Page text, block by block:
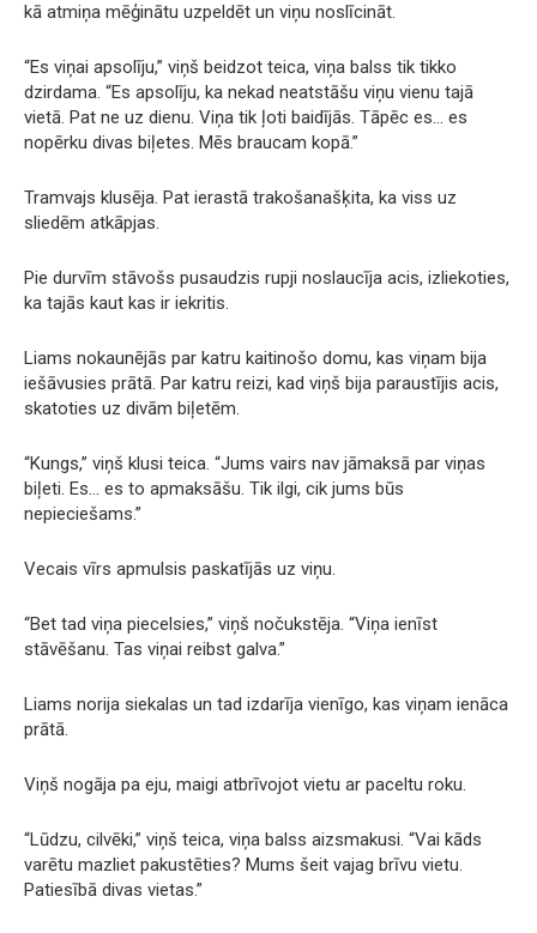
kā atmiņa mēģinātu uzpeldēt un viņu noslīcināt.
“Es viņai apsolīju,” viņš beidzot teica, viņa balss tik tikko
dzirdama. “Es apsolīju, ka nekad neatstāšu viņu vienu tajā
vietā. Pat ne uz dienu. Viņa tik ļoti baidījās. Tāpēc es… es
nopērku divas biļetes. Mēs braucam kopā.”
Tramvajs klusēja. Pat ierastā trakošanašķita, ka viss uz
sliedēm atkāpjas.
Pie durvīm stāvošs pusaudzis rupji noslaucīja acis, izliekoties,
ka tajās kaut kas ir iekritis.
Liams nokaunējās par katru kaitinošo domu, kas viņam bija
iešāvusies prātā. Par katru reizi, kad viņš bija paraustījis acis,
skatoties uz divām biļetēm.
“Kungs,” viņš klusi teica. “Jums vairs nav jāmaksā par viņas
biļeti. Es… es to apmaksāšu. Tik ilgi, cik jums būs
nepieciešams.”
Vecais vīrs apmulsis paskatījās uz viņu.
“Bet tad viņa piecelsies,” viņš nočukstēja. “Viņa ienīst
stāvēšanu. Tas viņai reibst galva.”
Liams norija siekalas un tad izdarīja vienīgo, kas viņam ienāca
prātā.
Viņš nogāja pa eju, maigi atbrīvojot vietu ar paceltu roku.
“Lūdzu, cilvēki,” viņš teica, viņa balss aizsmakusi. “Vai kāds
varētu mazliet pakustēties? Mums šeit vajag brīvu vietu.
Patiesībā divas vietas.”